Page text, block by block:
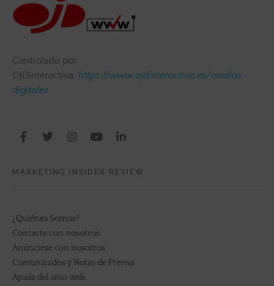
Controlado por
OJDinteractiva: https://www.ojdinteractiva.es/medios-
digitales
MARKETING INSIDER REVIEW
¿Quiénes Somos?
Contacte con nosotros
Anúnciese con nosotros
Comunicados y Notas de Prensa
Ayuda del sitio web